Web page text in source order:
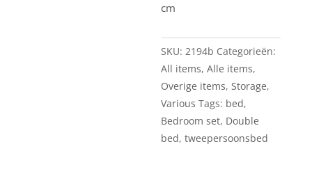
cm
SKU:2194b Categorieën:
All items,Alle items,
Overige items,Storage,
Various Tags: bed,
Bedroom set, Double
bed,tweepersoonsbed